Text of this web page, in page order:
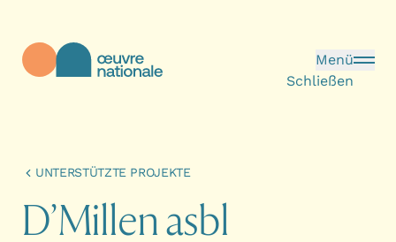
Menü
Schließen
UNTERSTÜTZTE PROJEKTE
D’Millenasbl